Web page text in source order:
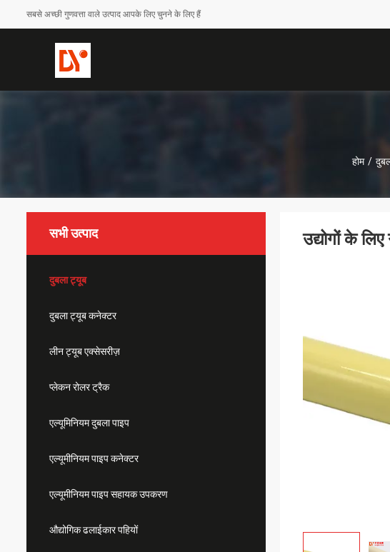
सबसे अच्छी गुणवत्ता वाले उत्पाद आपके लिए चुनने के लिए हैं
होम /
सभी उत्पाद
दुबला ट्यूब
दुबला ट्यूब कनेक्टर
लीन ट्यूब एक्सेसरीज़
प्लेकन रोलर ट्रैक
एल्यूमिनियम दुबला पाइप
एल्यूमीनियम पाइप कनेक्टर
एल्यूमीनियम पाइप सहायक उपकरण
औद्योगिक ढलाईकार पहियों
उद्योगों के